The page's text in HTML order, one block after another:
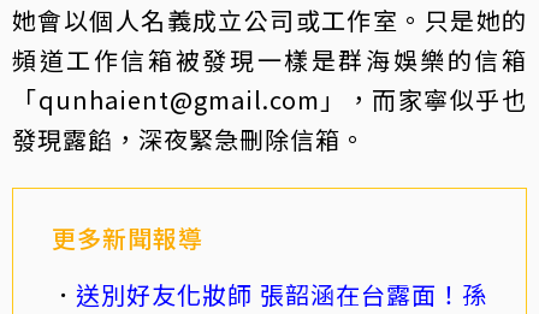
她會以個人名義成立公司或工作室。只是她的
頻道工作信箱被發現一樣是群海娛樂的信箱
「qunhaient@gmail.com」，而家寧似乎也
發現露餡，深夜緊急刪除信箱。
更多新聞報導
送別好友化妝師 張韶涵在台露面！孫